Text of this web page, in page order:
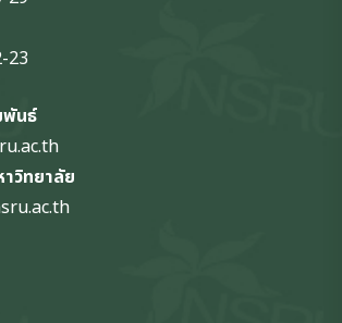
23
พันธ์
วิทยาลัย